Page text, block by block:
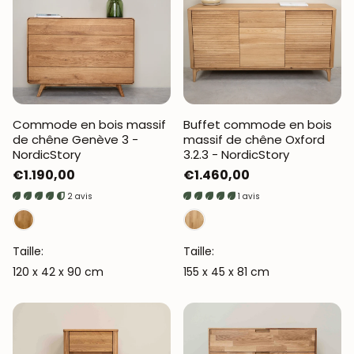
Commode en bois massif
de chêne Genève 3 -
NordicStory
Prix
habituel
€1.190,00
2 avis
Taille:
120 x 42 x 90 cm
Buffet commode en bois
massif de chêne Oxford
3.2.3 - NordicStory
Prix
habituel
€1.460,00
1 avis
Taille:
155 x 45 x 81 cm